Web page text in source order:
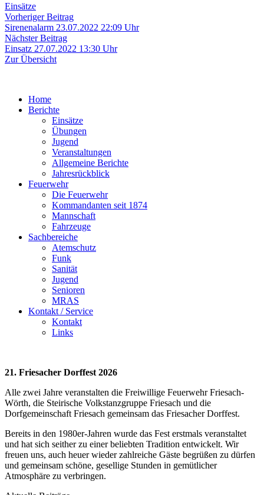
Einsätze
Beitragsnavigation
Vorheriger BeitragVorheriger
Beitrag:
Sirenenalarm 23.07.2022 22:09 Uhr
Nächster BeitragNächster
Beitrag:
Einsatz 27.07.2022 13:30 Uhr
Zur Übersicht
Home
Berichte
Einsätze
Übungen
Jugend
Veranstaltungen
Allgemeine Berichte
Jahresrückblick
Feuerwehr
Die Feuerwehr
Kommandanten seit 1874
Mannschaft
Fahrzeuge
Sachbereiche
Atemschutz
Funk
Sanität
Jugend
Senioren
MRAS
Kontakt / Service
Kontakt
Links
21. Friesacher Dorffest 2026
Alle zwei Jahre veranstalten die Freiwillige Feuerwehr Friesach-
Wörth, die Steirische Volkstanzgruppe Friesach und die
Dorfgemeinschaft Friesach gemeinsam das Friesacher Dorffest.
Bereits in den 1980er-Jahren wurde das Fest erstmals veranstaltet
und hat sich seither zu einer beliebten Tradition entwickelt. Wir
freuen uns, auch heuer wieder zahlreiche Gäste begrüßen zu dürfen
und gemeinsam schöne, gesellige Stunden in gemütlicher
Atmosphäre zu verbringen.